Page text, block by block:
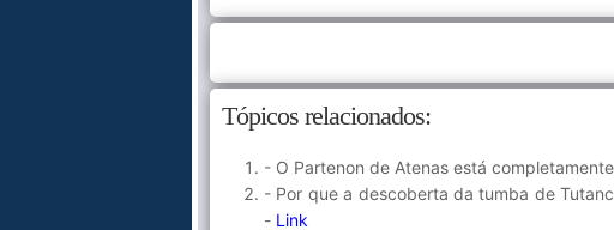
Tópicos relacionados:
- O Partenon de Atenas está
- Por que a descoberta da tumba de
- Link